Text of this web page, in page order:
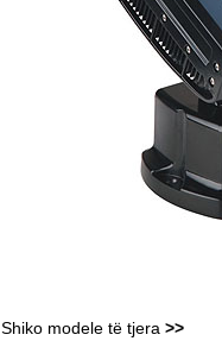
Shiko modele të tjera >>